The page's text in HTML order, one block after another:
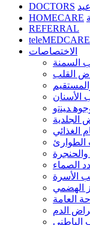
DOCTORS
HOMECARE
REFERRAL
teleMEDCARE
الاختصاصات
السمنة
القلب
ﺪﻴﻨﺗﻭ
الجلدية
الغذائي
والحنجرة
الصماء
الأسرة
الهضمي
العامة
الدم
الباطني